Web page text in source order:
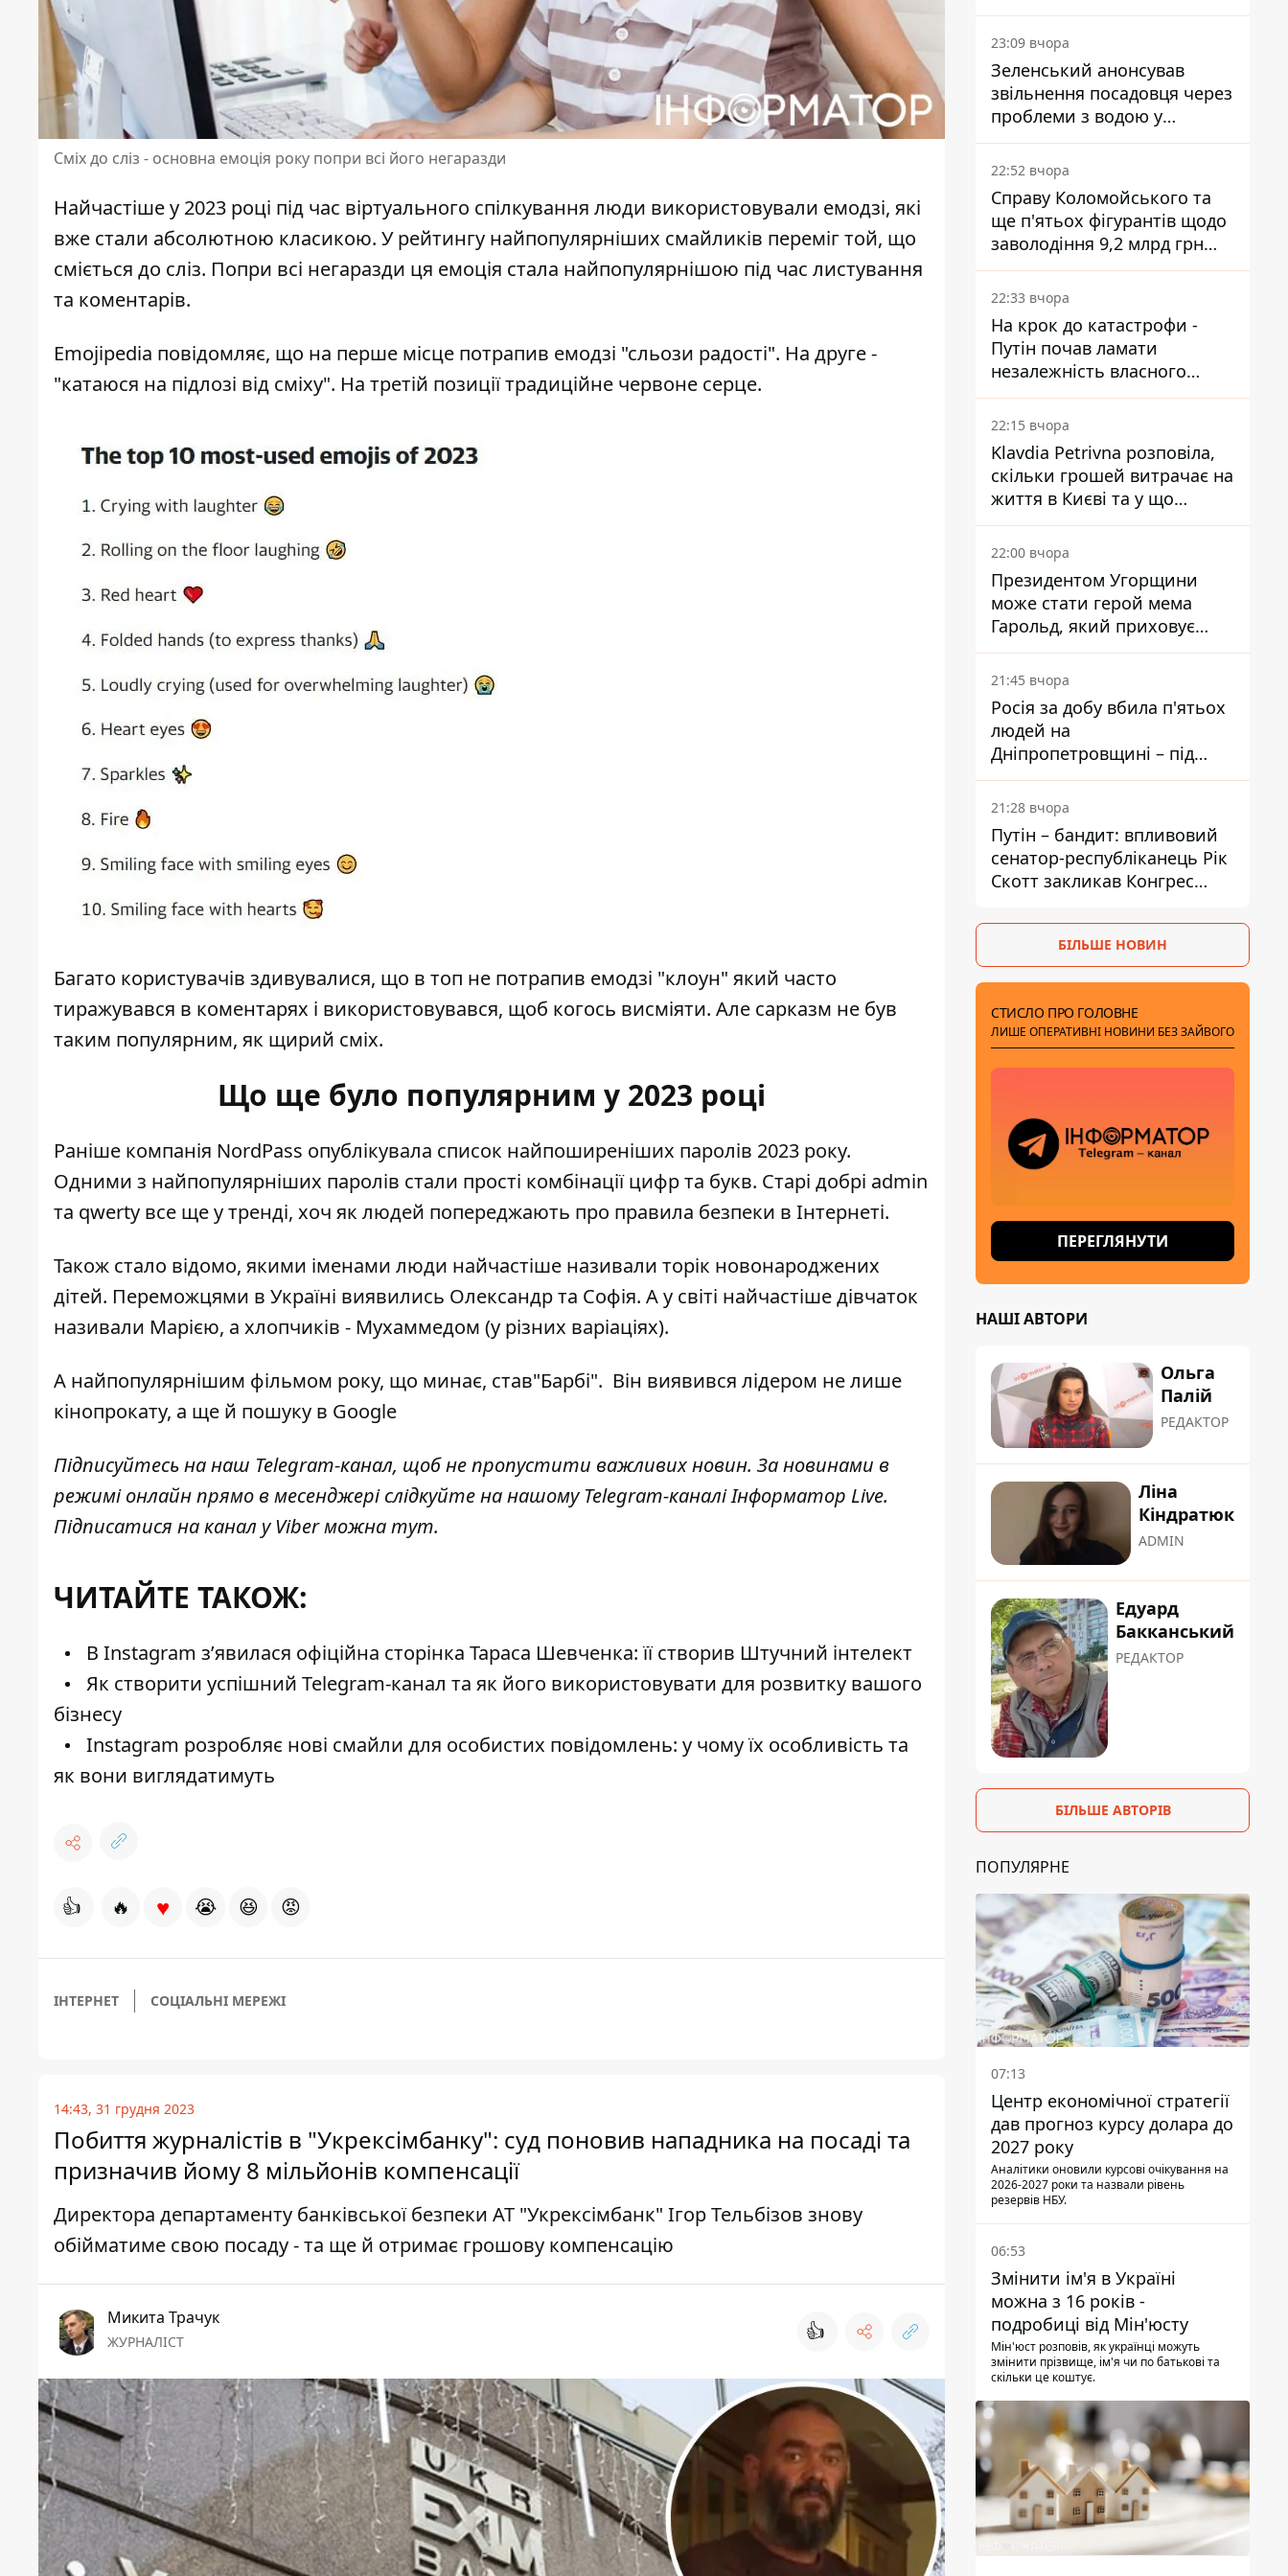
Сміх до сліз - основна емоція року попри всі його негаразди
Найчастіше у 2023 році під час віртуального спілкування люди використовували емодзі, які
вже стали абсолютною класикою. У рейтингу найпопулярніших смайликів переміг той, що
сміється до сліз. Попри всі негаразди ця емоція стала найпопулярнішою під час листування
та коментарів.
Emojipedia повідомляє, що на перше місце потрапив емодзі "сльози радості". На друге -
"катаюся на підлозі від сміху". На третій позиції традиційне червоне серце.
Багато користувачів здивувалися, що в топ не потрапив емодзі "клоун" який часто
тиражувався в коментарях і використовувався, щоб когось висміяти. Але сарказм не був
таким популярним, як щирий сміх.
Що ще було популярним у 2023 році
Раніше компанія NordPass опублікувала список найпоширеніших паролів 2023 року.
Одними з найпопулярніших паролів стали прості комбінації цифр та букв. Старі добрі admin
та qwerty все ще у тренді, хоч як людей попереджають про правила безпеки в Інтернеті.
Також стало відомо, якими іменами люди найчастіше називали торік новонароджених
дітей. Переможцями в Україні виявились Олександр та Софія. А у світі найчастіше дівчаток
називали Марією, а хлопчиків - Мухаммедом (у різних варіаціях).
А найпопулярнішим фільмом року, що минає, став"Барбі". Він виявився лідером не лише
кінопрокату, а ще й пошуку в Google
Підписуйтесь на наш Telegram-канал, щоб не пропустити важливих новин. За новинами в
режимі онлайн прямо в месенджері слідкуйте на нашому Telegram-каналіІнформатор Live.
Підписатися на канал у Viber можнатут.
ЧИТАЙТЕ ТАКОЖ:
В Instagram з’явилася офіційна сторінка Тараса Шевченка: її створив Штучний інтелект
Як створити успішний Telegram-канал та як його використовувати для розвитку вашого
бізнесу
Іnstagram розробляє нові смайли для особистих повідомлень: у чому їх особливість та
як вони виглядатимуть
👍 🔥 ♥ 😭 😆 😡
ІНТЕРНЕТ СОЦІАЛЬНІ МЕРЕЖІ
14:43, 31 грудня 2023
Побиття журналістів в "Укрексімбанку": суд поновив нападника на посаді та
призначив йому 8 мільйонів компенсації
Директора департаменту банківської безпеки АТ "Укрексімбанк" Ігор Тельбізов знову
обійматиме свою посаду - та ще й отримає грошову компенсацію
Микита Трачук
ЖУРНАЛІСТ 👍
субсидії з рахунку в
Ощадбанку - яким було
рішення
23:09 вчора
Зеленський анонсував
звільнення посадовця через
проблеми з водою у
Марганці
22:52 вчора
Справу Коломойського та
ще п'ятьох фігурантів щодо
заволодіння 9,2 млрд грн
ПриватБанку скерували до
суду
22:33 вчора
На крок до катастрофи -
Путін почав ламати
незалежність власного
Центробанку, змусивши
знизити базову ставку
22:15 вчора
Klavdia Petrivna розповіла,
скільки грошей витрачає на
життя в Києві та у що
вкладає мільйони
22:00 вчора
Президентом Угорщини
може стати герой мема
Гарольд, який приховує
біль – він очолив народне
голосування
21:45 вчора
Росія за добу вбила п'ятьох
людей на
Дніпропетровщині – під
ударами опинилися п'ять
районів області
21:28 вчора
Путін – бандит: впливовий
сенатор-республіканець Рік
Скотт закликав Конгрес
відповідальності за війну в
БІЛЬШЕ НОВИН
СТИСЛО ПРО ГОЛОВНЕ
ЛИШЕ ОПЕРАТИВНІ НОВИНИ БЕЗ ЗАЙВОГО
ПЕРЕГЛЯНУТИ
НАШІ АВТОРИ
Ольга
Палій
РЕДАКТОР
Ліна
Кіндратюк
ADMIN
Едуард
Бакканський
РЕДАКТОР
БІЛЬШЕ АВТОРІВ
ПОПУЛЯРНЕ
07:13
Центр економічної стратегії
дав прогноз курсу долара до
2027 року
Аналітики оновили курсові очікування на
2026-2027 роки та назвали рівень
резервів НБУ.
06:53
Змінити ім'я в Україні
можна з 16 років -
подробиці від Мін'юсту
Мін'юст розповів, як українці можуть
змінити прізвище, ім'я чи по батькові та
скільки це коштує.